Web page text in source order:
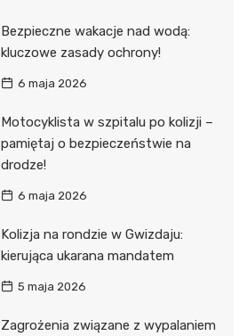
Bezpieczne wakacje nad wodą:
kluczowe zasady ochrony!
6 maja 2026
Motocyklista w szpitalu po kolizji –
pamiętaj o bezpieczeństwie na
drodze!
6 maja 2026
Kolizja na rondzie w Gwizdaju:
kierująca ukarana mandatem
5 maja 2026
Zagrożenia związane z wypalaniem